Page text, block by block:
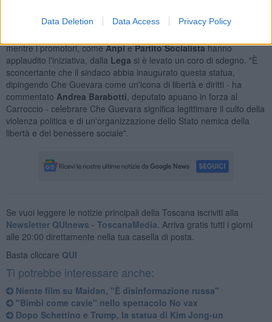
Data Deletion Data Access Privacy Policy
con un volo di Stato".
mentre i promotori, comeAnpiePartito Socialistahanno
applaudito l'iniziativa, dalla Lega si è levato un coro di sdegno. "È
sconcertante che il sindaco abbia inaugurato questa statua,
dipingendo Che Guevara come un'icona di libertà e diritti - ha
commentato Andrea Barabotti , deputato apuano in forza al
Carroccio - celebrare Che Guevara significa legittimare il culto della
violenza politica e di un'organizzazione dello Stato nemica della
libertà e del benessere sociale".
Se vuoi leggere le notizie principali della Toscana iscriviti alla
Newsletter QUInews - ToscanaMedia. Arriva gratis tutti i giorni
alle 20:00 direttamente nella tua casella di posta.
Basta cliccare QUI
Ti potrebbe interessare anche:
Niente film su Maidan, "È disinformazione russa"
"Bimbi come cavie" nello spettacolo No vax
Dopo Schettino e Trump, la statua di Kim Jong-un